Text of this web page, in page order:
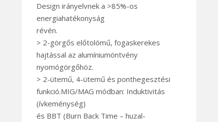
Design irányelvnek a >85%-os
energiahatékonyság
révén.
> 2-görgős előtolómű, fogaskerekes
hajtással az alumíniumöntvény
nyomógörgőhöz.
> 2-ütemű, 4-ütemű és ponthegesztési
funkció.MIG/MAG módban: Induktivitás
(ívkeménység)
és BBT (Burn Back Time – huzal-